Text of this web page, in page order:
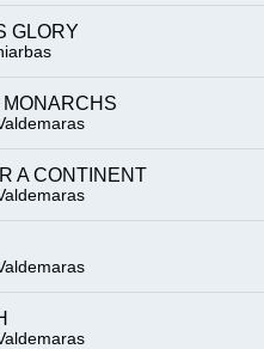
GLORY
A CONTINENT